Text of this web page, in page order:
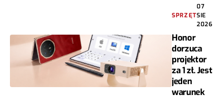
SPRZĘT
07
SIE
2026
Honor
dorzuca
projektor
za 1 zł. Jest
jeden
warunek